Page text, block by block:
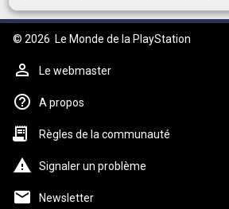
© 2026 Le Monde de la PlayStation
Le webmaster
A propos
Règles de la communauté
Signaler un problème
Newsletter